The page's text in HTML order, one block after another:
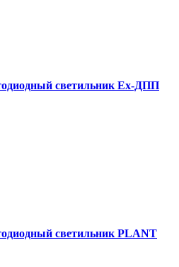
светильник Ex-ДПП
светильник PLANT